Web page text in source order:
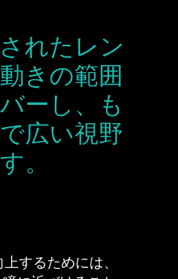
れたレン
きの範囲
ーし、も
広い視野
。
するためには、